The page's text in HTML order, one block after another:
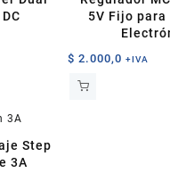
5V Fijo para
$ 2.000,0 +IVA
Step
3A